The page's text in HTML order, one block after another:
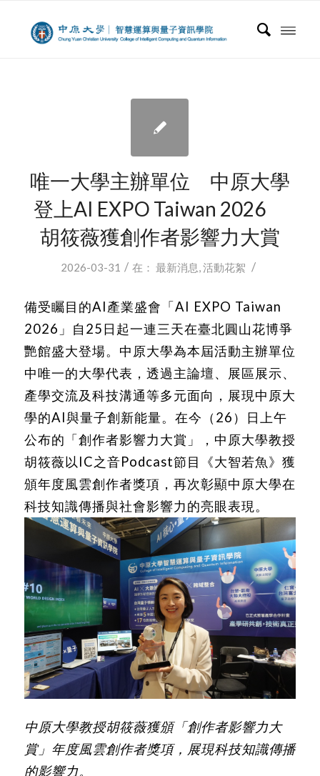
唯一大學主辦單位 中原大學
登上AI EXPO Taiwan 2026
胡筱薇獲創作者影響力大賞
2026-03-31 / 在： 最新消息,活動花絮 /
備受矚目的AI產業盛會「AI EXPO Taiwan
2026」自25日起一連三天在臺北圓山花博爭
艷館盛大登場。中原大學為本屆活動主辦單位
中唯一的大學代表，透過主論壇、展區展示、
產學交流及科技溝通等多元面向，展現中原大
學的AI與量子創新能量。在今（26）日上午
公布的「創作者影響力大賞」，中原大學教授
胡筱薇以IC之音Podcast節目《大智若魚》獲
頒年度風雲創作者獎項，再次彰顯中原大學在
科技知識傳播與社會影響力的亮眼表現。
中原大學教授胡筱薇獲頒「創作者影響力大
賞」年度風雲創作者獎項，展現科技知識傳播
的影響力。